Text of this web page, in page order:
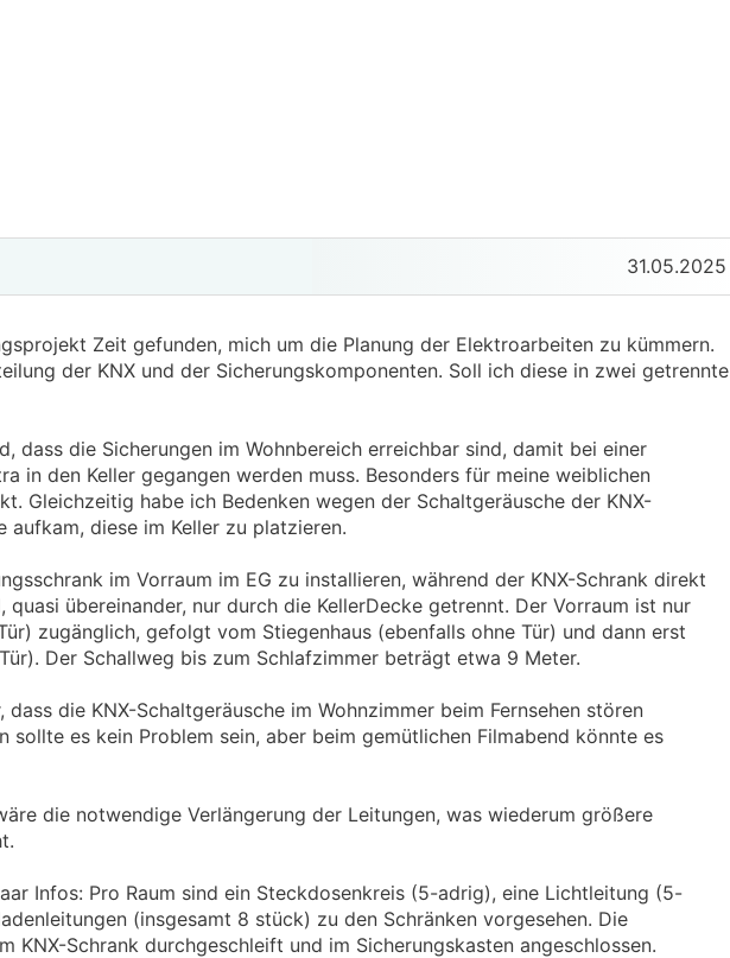
31.05.2025
Zeit gefunden, mich um die Planung der Elektroarbeiten zu kümmern.
der KNX und der Sicherungskomponenten. Soll ich diese in zwei getrennte
dass die Sicherungen im Wohnbereich erreichbar sind, damit bei einer
in den Keller gegangen werden muss. Besonders für meine weiblichen
Gleichzeitig habe ich Bedenken wegen der Schaltgeräusche der KNX-
aufkam, diese im Keller zu platzieren.
im Vorraum im EG zu installieren, während der KNX-Schrank direkt
quasi übereinander, nur durch die KellerDecke getrennt. Der Vorraum ist nur
zugänglich, gefolgt vom Stiegenhaus (ebenfalls ohne Tür) und dann erst
Der Schallweg bis zum Schlafzimmer beträgt etwa 9 Meter.
dass die KNX-Schaltgeräusche im Wohnzimmer beim Fernsehen stören
sollte es kein Problem sein, aber beim gemütlichen Filmabend könnte es
die notwendige Verlängerung der Leitungen, was wiederum größere
Infos: Pro Raum sind ein Steckdosenkreis (5-adrig), eine Lichtleitung (5-
(insgesamt 8 stück) zu den Schränken vorgesehen. Die
KNX-Schrank durchgeschleift und im Sicherungskasten angeschlossen.